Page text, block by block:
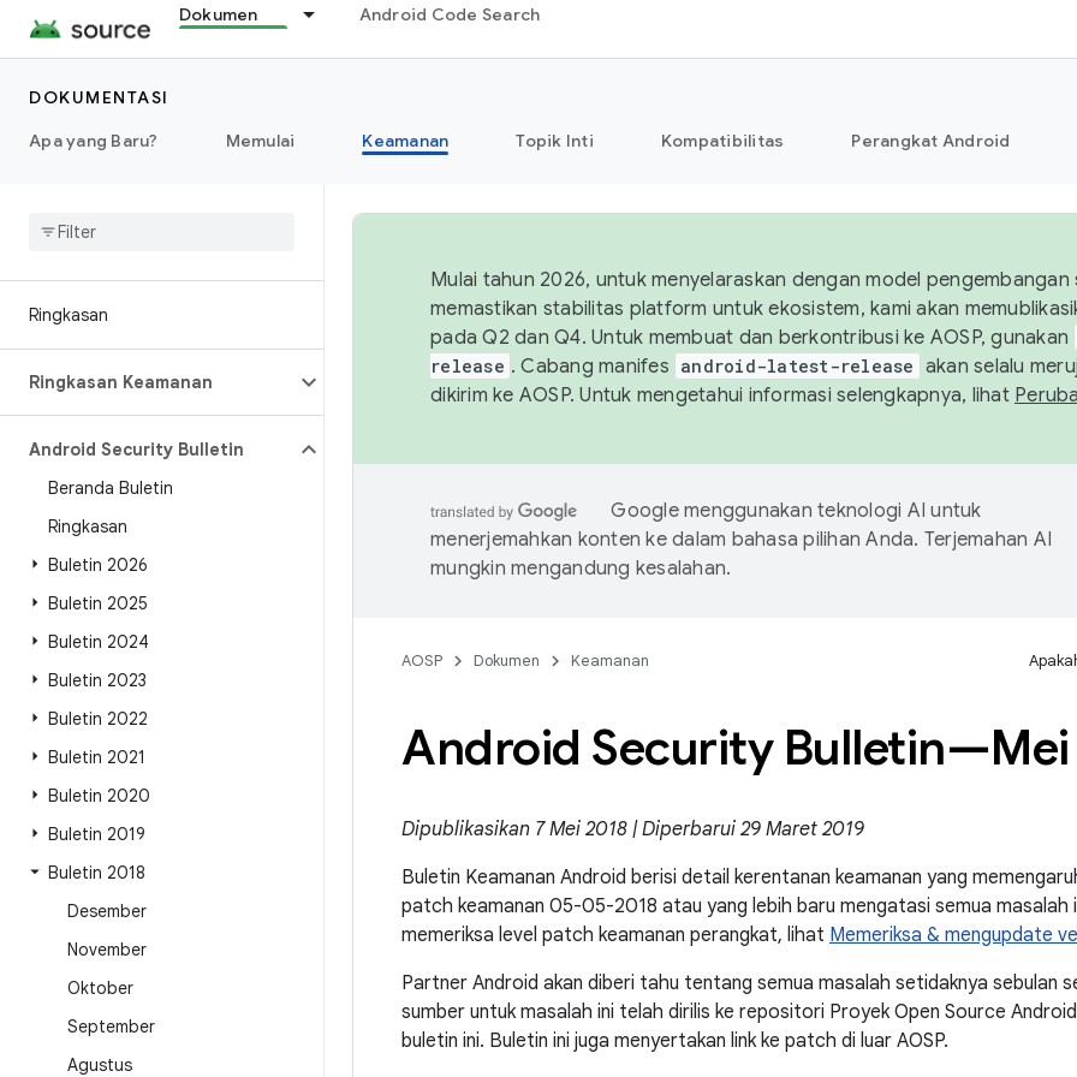
Dokumen Android Code Search
DOKUMENTASI
Apa yang Baru?
Memulai Keamanan Topik Inti Kompatibilitas Perangkat Android
Ringkasan
Ringkasan Keamanan
Android Security Bulletin
Beranda Buletin
Ringkasan
Buletin 2026
Buletin 2025
Buletin 2024
Buletin 2023
Buletin 2022
Buletin 2021
Buletin 2020
Buletin 2019
Buletin 2018
Desember
November
Oktober
September
Agustus
Mulai tahun 2026, untuk menyelaraskan dengan model
memastikan stabilitas platform untuk ekosistem, kami akan
pada Q2 dan Q4. Untuk membuat dan berkontribusi ke AOSP, gunakan
release . Cabang manifes android-latest-release akan selalu
dikirim ke AOSP. Untuk mengetahui informasi selengkapnya, lihat
Google menggunakan teknologi AI untuk
menerjemahkan konten ke dalam bahasa pilihan Anda. Terjemahan AI
mungkin mengandung kesalahan.
AOSP Dokumen Keamanan
Android Security Bulletin—Mei
Dipublikasikan 7 Mei 2018 | Diperbarui 29 Maret 2019
Buletin Keamanan Android berisi detail kerentanan keamanan yang
patch keamanan 05-05-2018 atau yang lebih baru mengatasi semua masalah
memeriksa level patch keamanan perangkat, lihat Memeriksa & mengupdate
Partner Android akan diberi tahu tentang semua masalah setidaknya sebulan
sumber untuk masalah ini telah dirilis ke repositori Proyek Open Source
buletin ini. Buletin ini juga menyertakan link ke patch di luar AOSP.